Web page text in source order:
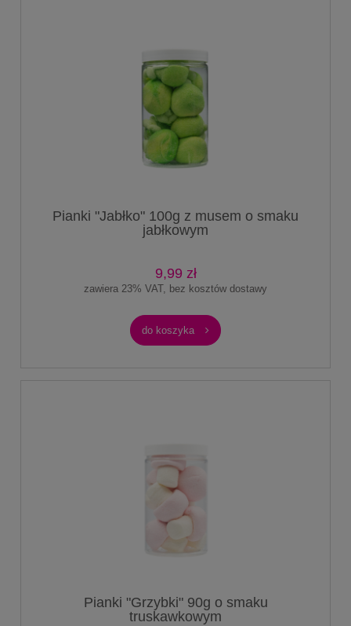
Pianki "Jabłko" 100g z musem o smaku
jabłkowym
9,99 zł
zawiera 23% VAT, bez kosztów dostawy
do koszyka
Pianki "Grzybki" 90g o smaku
truskawkowym